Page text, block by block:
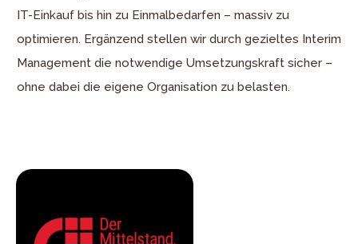
IT-Einkauf bis hin zu Einmalbedarfen – massiv zu
optimieren. Ergänzend stellen wir durch gezieltes Interim
Management die notwendige Umsetzungskraft sicher –
ohne dabei die eigene Organisation zu belasten.